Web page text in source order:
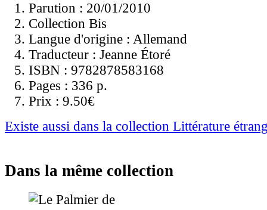
Parution : 20/01/2010
Collection Bis
Langue d'origine : Allemand
Traducteur : Jeanne Étoré
ISBN : 9782878583168
Pages : 336 p.
Prix : 9.50€
Existe aussi dans la collection Littérature
Dans la même collection